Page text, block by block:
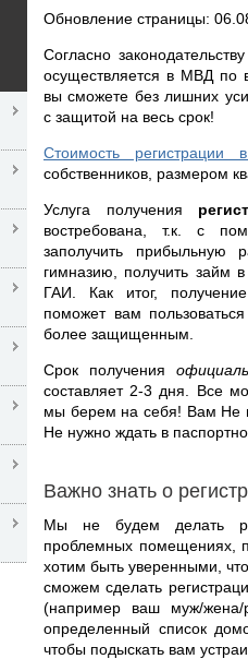
Обновление страницы:
Согласно
осуществляется в МВД
вы сможете без лишних
с защитой на весь срок!
Стоимость регистрации
собственников, размером
Услуга получения
востребована, т.к. с
заполучить прибыльную
гимназию, получить займ
ГАИ. Как итог,
поможет вам
более защищенным.
Срок получения
составляет 2-3 дня. Все
мы берем на себя! Вам Не
Не нужно ждать в
Важно знать о
Мы не будем делать
проблемных помещениях,
хотим быть уверенными,
сможем сделать
(например ваш муж/
определенный список
чтобы подыскать вам